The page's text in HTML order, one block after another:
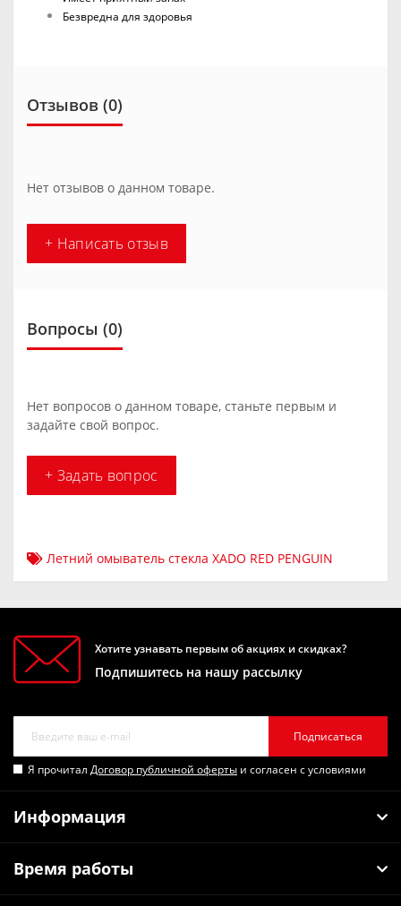
Безвредна для здоровья
Отзывов (0)
Нет отзывов о данном товаре.
+ Написать отзыв
Вопросы (0)
Нет вопросов о данном товаре, станьте первым и
задайте свой вопрос.
+ Задать вопрос
Летний омыватель стекла XADO RED PENGUIN
Хотите узнавать первым об акциях и скидках?
Подпишитесь на нашу рассылку
Подписаться
Я прочитал Договор публичной оферты и согласен с условиями
Информация
Время работы